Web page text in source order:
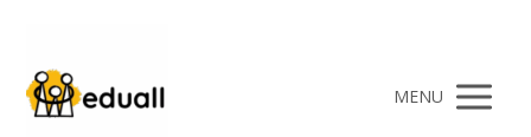
MENU